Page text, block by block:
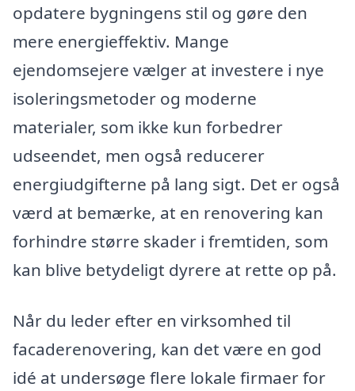
opdatere bygningens stil og gøre den
mere energieffektiv. Mange
ejendomsejere vælger at investere i nye
isoleringsmetoder og moderne
materialer, som ikke kun forbedrer
udseendet, men også reducerer
energiudgifterne på lang sigt. Det er også
værd at bemærke, at en renovering kan
forhindre større skader i fremtiden, som
kan blive betydeligt dyrere at rette op på.
Når du leder efter en virksomhed til
facaderenovering, kan det være en god
idé at undersøge flere lokale firmaer for